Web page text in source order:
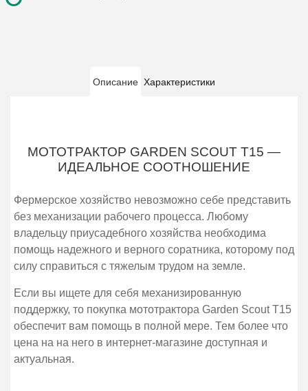
Описание Характеристики
МОТОТРАКТОР GARDEN SCOUT T15 —
ИДЕАЛЬНОЕ СООТНОШЕНИЕ
Фермерское хозяйство невозможно себе представить
без механизации рабочего процесса. Любому
владельцу приусадебного хозяйства необходима
помощь надежного и верного соратника, которому под
силу справиться с тяжелым трудом на земле.
Если вы ищете для себя механизированную
поддержку, то покупка мототрактора Garden Scout T15
обеспечит вам помощь в полной мере. Тем более что
цена на на него в интернет-магазине доступная и
актуальная.